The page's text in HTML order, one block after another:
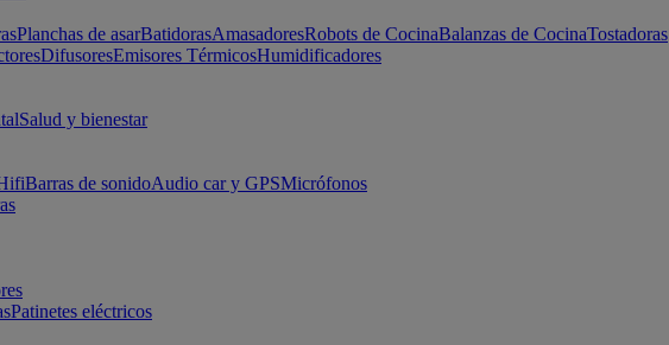
Planchas de asarBatidorasAmasadoresRobots de CocinaBalanzas de CocinaTostadoras
DifusoresEmisores TérmicosHumidificadores
Salud y bienestar
Barras de sonidoAudio car y GPSMicrófonos
Patinetes eléctricos